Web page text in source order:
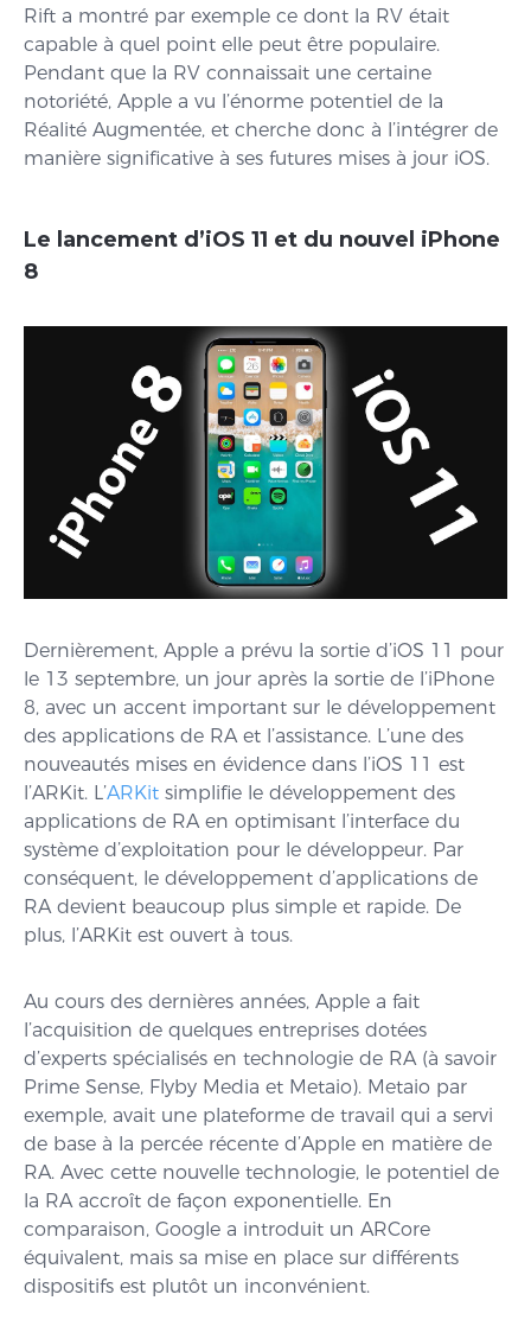
Rift a montré par exemple ce dont la RV était
capable à quel point elle peut être populaire.
Pendant que la RV connaissait une certaine
notoriété, Apple a vu l’énorme potentiel de la
Réalité Augmentée, et cherche donc à l’intégrer de
manière significative à ses futures mises à jour iOS.
Le lancement d’iOS 11 et du nouvel iPhone
8
Dernièrement, Apple a prévu la sortie d’iOS 11 pour
le 13 septembre, un jour après la sortie de l’iPhone
8, avec un accent important sur le développement
des applications de RA et l’assistance. L’une des
nouveautés mises en évidence dans l’iOS 11 est
l’ARKit. L’ARKit simplifie le développement des
applications de RA en optimisant l’interface du
système d’exploitation pour le développeur. Par
conséquent, le développement d’applications de
RA devient beaucoup plus simple et rapide. De
plus, l’ARKit est ouvert à tous.
Au cours des dernières années, Apple a fait
l’acquisition de quelques entreprises dotées
d’experts spécialisés en technologie de RA (à savoir
Prime Sense, Flyby Media et Metaio). Metaio par
exemple, avait une plateforme de travail qui a servi
de base à la percée récente d’Apple en matière de
RA. Avec cette nouvelle technologie, le potentiel de
la RA accroît de façon exponentielle. En
comparaison, Google a introduit un ARCore
équivalent, mais sa mise en place sur différents
dispositifs est plutôt un inconvénient.